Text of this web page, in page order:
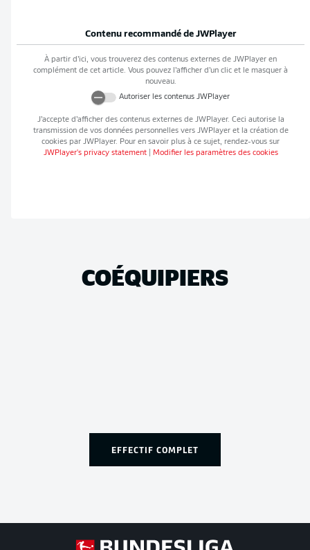
Contenu recommandé de JWPlayer
À partir d’ici, vous trouverez des contenus externes de JWPlayer en
complément de cet article. Vous pouvez l’afficher d’un clic et le masquer à
nouveau.
Autoriser les contenus JWPlayer
J’accepte d’afficher des contenus externes de JWPlayer. Ceci autorise la
transmission de vos données personnelles vers JWPlayeret la création de
cookies par JWPlayer. Pour en savoir plus à ce sujet, rendez-vous sur
JWPlayer's privacy statement| Modifier les paramètres des cookies
COÉQUIPIERS
EFFECTIF COMPLET